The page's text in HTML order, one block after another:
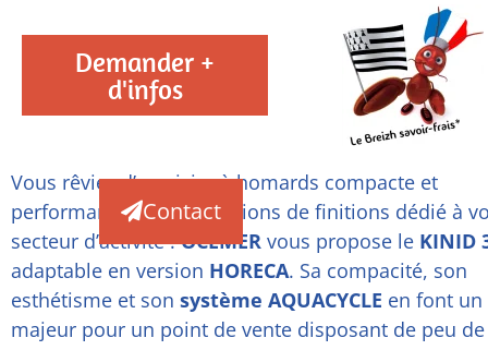
Contact
Demander +
d'infos
Vous rêviez d’un vivier à homards compacte et
performant, avec des options de finitions dédié à
secteur d’activité !OCEMER vous propose le KINID
adaptable en version HORECA. Sa compacité, son
esthétisme et son système AQUACYCLE en font
majeur pour un point de vente disposant de peu de